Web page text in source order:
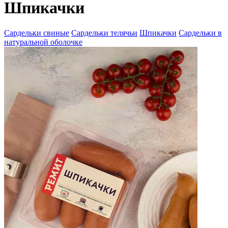
Шпикачки
Сардельки свиные Сардельки телячьи Шпикачки Сардельки в
натуральной оболочке